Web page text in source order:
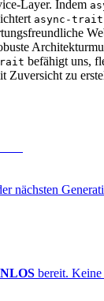
Layer. Indem
async-trait
befähigt uns,
Zuversicht zu
nächsten
bereit.